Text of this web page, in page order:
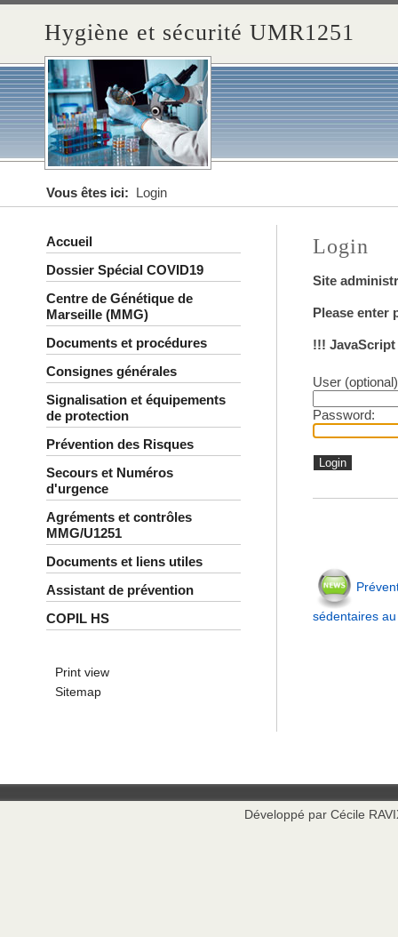
Hygiène et sécurité UMR1251
Vous êtes ici: Login
Accueil
Dossier Spécial COVID19
Centre de Génétique de
Marseille (MMG)
Documents et procédures
Consignes générales
Signalisation et équipements
de protection
Prévention des Risques
Secours et Numéros
d'urgence
Agréments et contrôles
MMG/U1251
Documents et liens utiles
Assistant de prévention
COPIL HS
Print view
Sitemap
Login
Site
Please enter
!!!
User
Password:
sédentaires
Développé par Cécile